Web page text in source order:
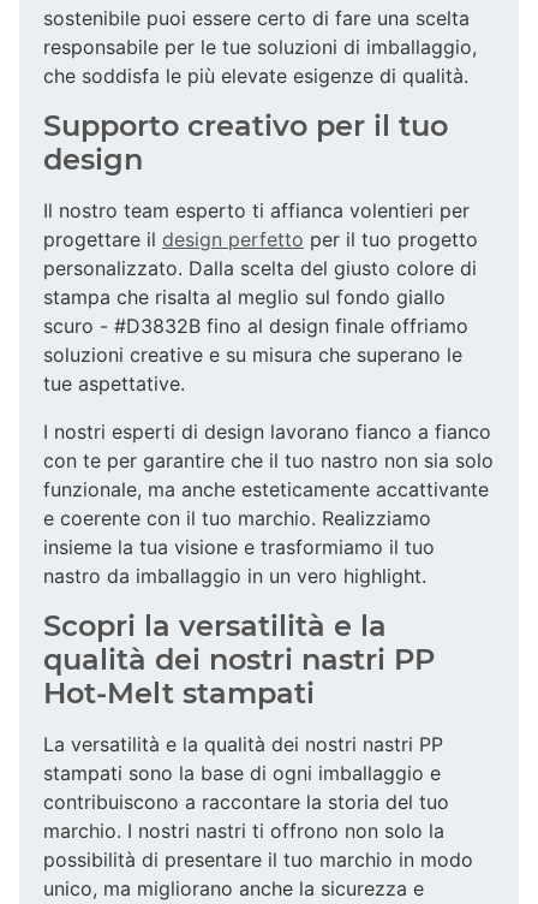
sostenibile puoi essere certo di fare una scelta
responsabile per le tue soluzioni di imballaggio,
che soddisfa le più elevate esigenze di qualità.
Supporto creativo per il tuo
design
Il nostro team esperto ti affianca volentieri per
progettare il design perfetto per il tuo progetto
personalizzato. Dalla scelta del giusto colore di
stampa che risalta al meglio sul fondo giallo
scuro - #D3832B fino al design finale offriamo
soluzioni creative e su misura che superano le
tue aspettative.
I nostri esperti di design lavorano fianco a fianco
con te per garantire che il tuo nastro non sia solo
funzionale, ma anche esteticamente accattivante
e coerente con il tuo marchio. Realizziamo
insieme la tua visione e trasformiamo il tuo
nastro da imballaggio in un vero highlight.
Scopri la versatilità e la
qualità dei nostri nastri PP
Hot-Melt stampati
La versatilità e la qualità dei nostri nastri PP
stampati sono la base di ogni imballaggio e
contribuiscono a raccontare la storia del tuo
marchio. I nostri nastri ti offrono non solo la
possibilità di presentare il tuo marchio in modo
unico, ma migliorano anche la sicurezza e